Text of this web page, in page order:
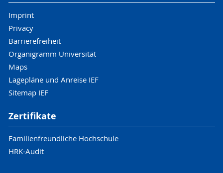
Imprint
Privacy
Barrierefreiheit
Organigramm Universität
Maps
Lagepläne und Anreise IEF
Sitemap IEF
Zertifikate
Familienfreundliche Hochschule
HRK-Audit